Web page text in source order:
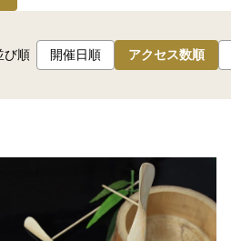
び順 開催日順 アクセス数順